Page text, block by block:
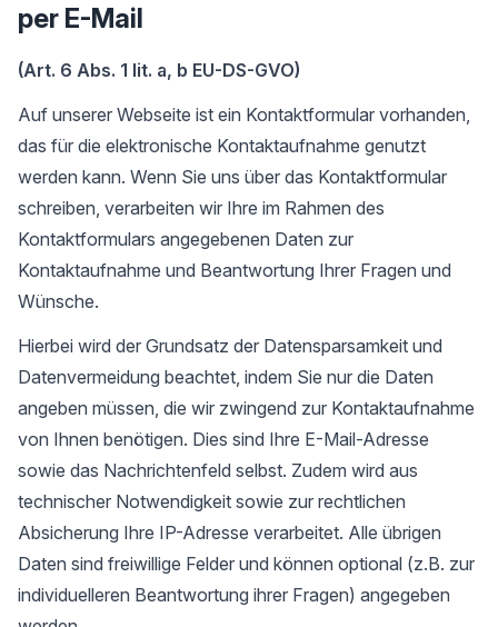
per E-Mail
(Art. 6 Abs. 1 lit. a, b EU-DS-GVO)
Auf unserer Webseite ist ein Kontaktformular vorhanden,
das für die elektronische Kontaktaufnahme genutzt
werden kann. Wenn Sie uns über das Kontaktformular
schreiben, verarbeiten wir Ihre im Rahmen des
Kontaktformulars angegebenen Daten zur
Kontaktaufnahme und Beantwortung Ihrer Fragen und
Wünsche.
Hierbei wird der Grundsatz der Datensparsamkeit und
Datenvermeidung beachtet, indem Sie nur die Daten
angeben müssen, die wir zwingend zur Kontaktaufnahme
von Ihnen benötigen. Dies sind Ihre E-Mail-Adresse
sowie das Nachrichtenfeld selbst. Zudem wird aus
technischer Notwendigkeit sowie zur rechtlichen
Absicherung Ihre IP-Adresse verarbeitet. Alle übrigen
Daten sind freiwillige Felder und können optional (z.B. zur
individuelleren Beantwortung ihrer Fragen) angegeben